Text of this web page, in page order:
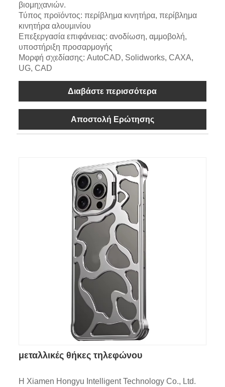
βιομηχανιών.
Τύπος προϊόντος: περίβλημα κινητήρα, περίβλημα
κινητήρα αλουμινίου
Επεξεργασία επιφάνειας: ανοδίωση, αμμοβολή,
υποστήριξη προσαρμογής
Μορφή σχεδίασης: AutoCAD, Solidworks, CAXA,
UG, CAD
Διαβάστε περισσότερα
Αποστολή Ερώτησης
μεταλλικές θήκες τηλεφώνου
Η Xiamen Hongyu Intelligent Technology Co., Ltd.